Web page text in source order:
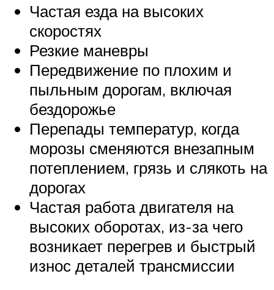
Частая езда на высоких
скоростях
Резкие маневры
Передвижение по плохим и
пыльным дорогам, включая
бездорожье
Перепады температур, когда
морозы сменяются внезапным
потеплением, грязь и слякоть на
дорогах
Частая работа двигателя на
высоких оборотах, из-за чего
возникает перегрев и быстрый
износ деталей трансмиссии